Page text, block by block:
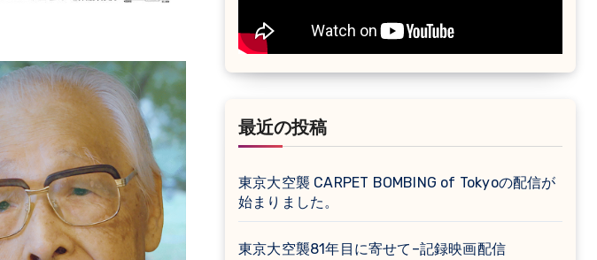
最近の投稿
東京大空襲 CARPET BOMBING of Tokyoの配信が
始まりました。
東京大空襲81年目に寄せて–記録映画配信